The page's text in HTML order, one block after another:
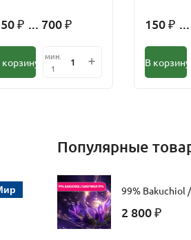
₽ ... 700 ₽
мин.
1
150 ₽
В корзину
Популярные
99% Bakuchiol
2 800 ₽